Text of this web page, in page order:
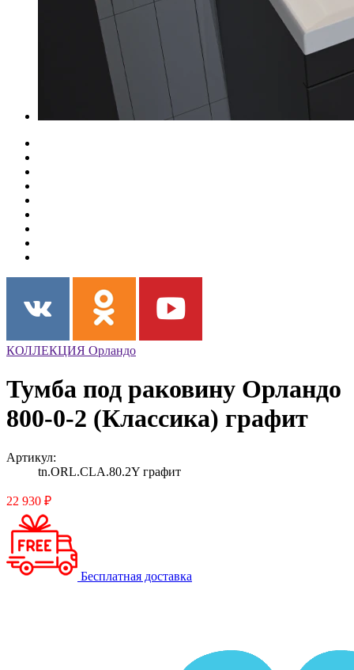
КОЛЛЕКЦИЯ Орландо
Тумба под раковину Орландо
800-0-2 (Классикa) графит
Артикул:
tn.ORL.CLA.80.2Y графит
22 930 ₽
Бесплатная доставка